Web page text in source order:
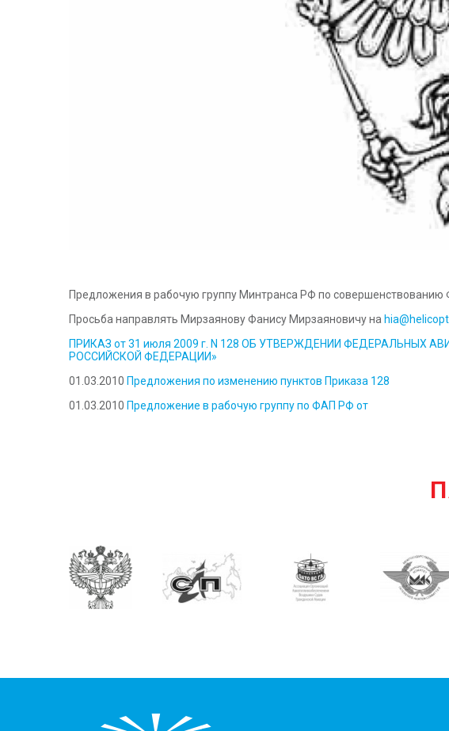
Предложения в рабочую группу Минтранса РФ по
Просьба направлять Мирзаянову Фанису Мирзаяновичу на
ПРИКАЗ от 31 июля 2009 г. N 128 ОБ УТВЕРЖДЕНИИ
РОССИЙСКОЙ ФЕДЕРАЦИИ»
01.03.2010 Предложения по изменению пунктов Приказа 128
01.03.2010 Предложение в рабочую группу по ФАП РФ от